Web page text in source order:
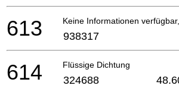
Keine Informationen
613 938317
Flüssige Dichtung
614 324688